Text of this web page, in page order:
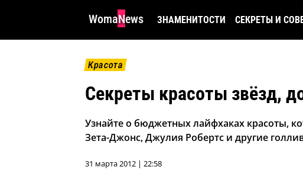
WomaNews ЗНАМЕНИТОСТИ СЕКРЕТЫ И
Красота
Секреты красоты звёзд,
Узнайте о бюджетных лайфхаках красоты,
Зета-Джонс, Джулия Робертс и другие
31 марта 2012 | 22:58